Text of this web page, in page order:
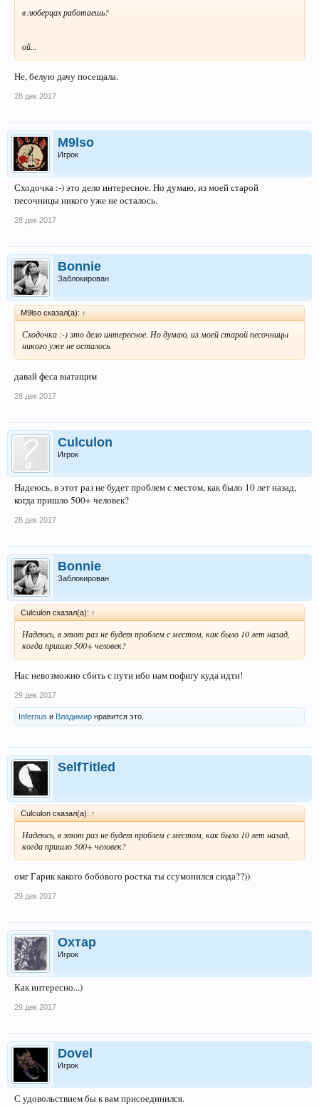
в люберцах работаешь?
ой...
Не, белую дачу посещала.
28 дек 2017
M9lso
Игрок
Сходочка :-) это дело интересное. Но думаю, из моей старой
песочницы никого уже не осталось.
28 дек 2017
Bonnie
Заблокирован
M9lso сказал(а): ↑
Сходочка :-) это дело интересное. Но думаю, из моей старой песочницы
никого уже не осталось.
давай феса вытащим
28 дек 2017
Culculon
Игрок
Надеюсь, в этот раз не будет проблем с местом, как было 10 лет назад,
когда пришло 500+ человек?
28 дек 2017
Bonnie
Заблокирован
Culculon сказал(а): ↑
Надеюсь, в этот раз не будет проблем с местом, как было 10 лет назад,
когда пришло 500+ человек?
Нас невозможно сбить с пути ибо нам пофигу куда идти!
29 дек 2017
Infernus и Владимир нравится это.
SelfTitled
Culculon сказал(а): ↑
Надеюсь, в этот раз не будет проблем с местом, как было 10 лет назад,
когда пришло 500+ человек?
омг Гарик какого бобового ростка ты ссумонился сюда??))
29 дек 2017
Охтар
Игрок
Как интересно...)
29 дек 2017
Dovel
Игрок
С удовольствием бы к вам присоединился.